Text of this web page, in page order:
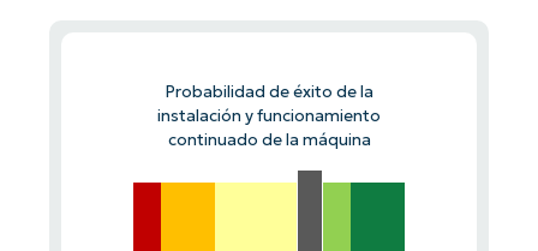
Probabilidad de éxito de la
instalación y funcionamiento
continuado de la máquina